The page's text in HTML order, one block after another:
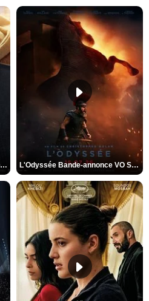
Spider-Man: Brand New Day Bande-annonce VO STFR L'Odyssée Bande-annonce VO STFR